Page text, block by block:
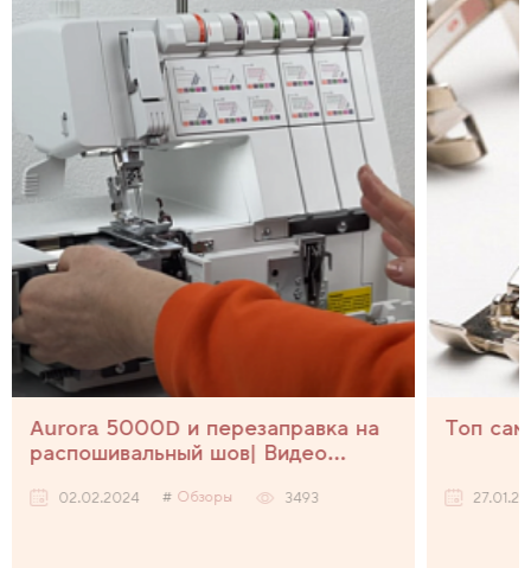
Aurora 5000D и перезаправка на
распошивальный шов| Видео
02.02.2024 Обзоры 3493
Топ